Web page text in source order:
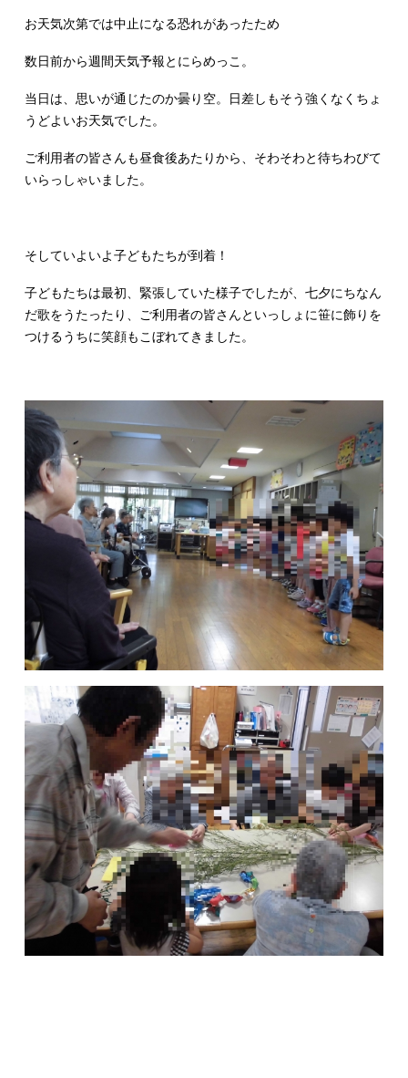
お天気次第では中止になる恐れがあったため
数日前から週間天気予報とにらめっこ。
当日は、思いが通じたのか曇り空。日差しもそう強くなくちょ
うどよいお天気でした。
ご利用者の皆さんも昼食後あたりから、そわそわと待ちわびて
いらっしゃいました。
そしていよいよ子どもたちが到着！
子どもたちは最初、緊張していた様子でしたが、七夕にちなん
だ歌をうたったり、ご利用者の皆さんといっしょに笹に飾りを
つけるうちに笑顔もこぼれてきました。